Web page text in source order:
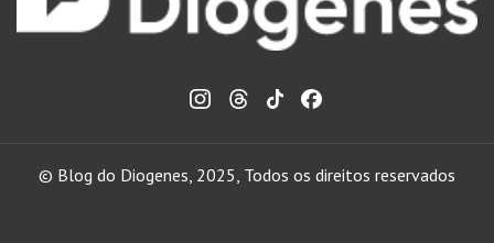
© Blog do Diogenes, 2025, Todos os direitos reservados